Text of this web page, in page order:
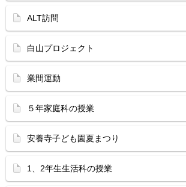
ALT訪問
白山プロジェクト
業間運動
５年家庭科の授業
安養寺子ども園夏まつり
1、2年生生活科の授業